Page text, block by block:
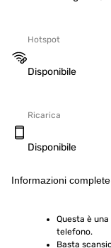
Hotspot
Disponibile
Ricarica
Disponibile
Informazioni
Questa è
telefono.
Basta